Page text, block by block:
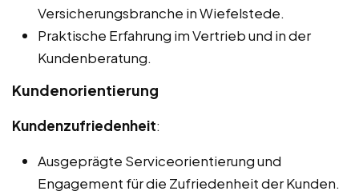
Versicherungsbranche in Wiefelstede.
Praktische Erfahrung im Vertrieb und in der
Kundenberatung.
Kundenorientierung
Kundenzufriedenheit:
Ausgeprägte Serviceorientierung und
Engagement für die Zufriedenheit der Kunden.